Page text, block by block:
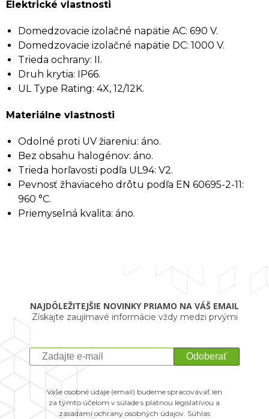
Elektrické vlastnosti
Domedzovacie izolačné napätie AC: 690 V.
Domedzovacie izolačné napätie DC: 1000 V.
Trieda ochrany: II.
Druh krytia: IP66.
UL Type Rating: 4X, 12/12K.
Materiálne vlastnosti
Odolné proti UV žiareniu: áno.
Bez obsahu halogénov: áno.
Trieda horľavosti podľa UL94: V2.
Pevnosť žhaviaceho drôtu podľa EN 60695-2-11:
960 °C.
Priemyselná kvalita: áno.
NAJDÔLEŽITEJŠIE NOVINKY PRIAMO NA VÁŠ EMAIL
Získajte zaujímavé informácie vždy medzi prvými
Odoberať
Vaše osobné údaje (email) budeme spracovávať len
za týmto účelom v súlade s platnou legislatívou a
zásadami ochrany osobných údajov. Súhlas